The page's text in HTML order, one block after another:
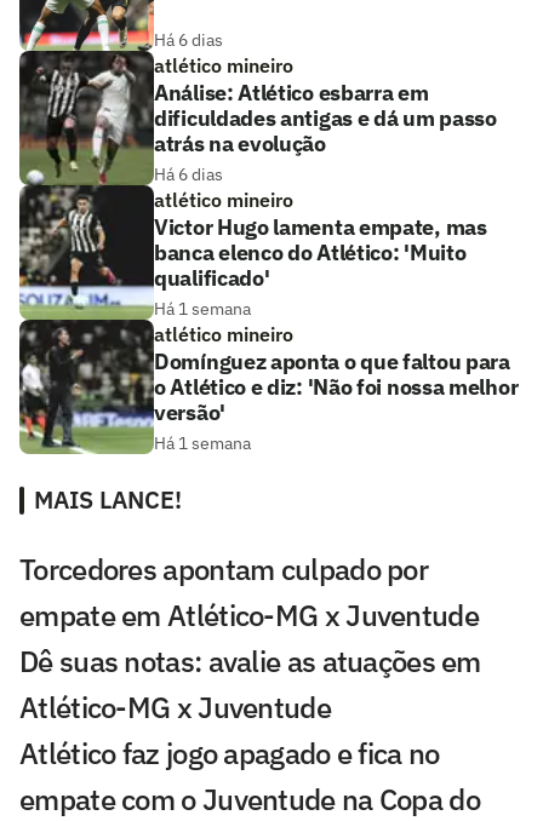
Há 6 dias
atlético mineiro
Análise: Atlético esbarra em
dificuldades antigas e dá um passo
atrás na evolução
Há 6 dias
atlético mineiro
Victor Hugo lamenta empate, mas
banca elenco do Atlético: 'Muito
qualificado'
Há 1 semana
atlético mineiro
Domínguez aponta o que faltou para
o Atlético e diz: 'Não foi nossa melhor
versão'
Há 1 semana
MAIS LANCE!
Torcedores apontam culpado por
empate em Atlético-MG x Juventude
Dê suas notas: avalie as atuações em
Atlético-MG x Juventude
Atlético faz jogo apagado e fica no
empate com o Juventude na Copa do